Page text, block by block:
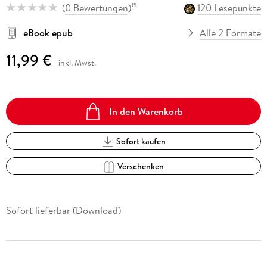
(0 Bewertungen)15
120 Lesepunkte
eBook epub
Alle 2 Formate
11,99 € inkl. Mwst.
In den Warenkorb
Sofort kaufen
Verschenken
Sofort lieferbar (Download)